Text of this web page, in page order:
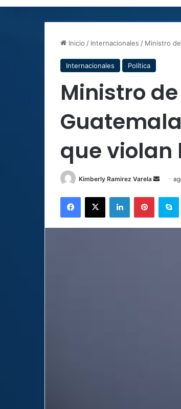
Inicio / Internacionales / Ministro
Internacionales Política
Ministro
que violan
Kimberly Ramirez Varela
Send
email
Facebook
X LinkedInPinterest